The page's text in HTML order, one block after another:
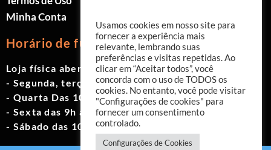
Minha Conta
Horário de funcionamento
Loja física aberta de Segunda à Sábado.
- Segunda, terça e quinta das 9h às 19h
- Quarta Das 10h às 18h
- Sexta das 9h às 18h
- Sábado das 10h às 17h
Usamos cookies em nosso site para
fornecer a experiência mais
relevante, lembrando suas
preferências e visitas repetidas. Ao
clicar em “Aceitar todos”, você
concorda com o uso de TODOS os
cookies. No entanto, você pode visitar
"Configurações de cookies" para
fornecer um consentimento
controlado.
Configurações de Cookies